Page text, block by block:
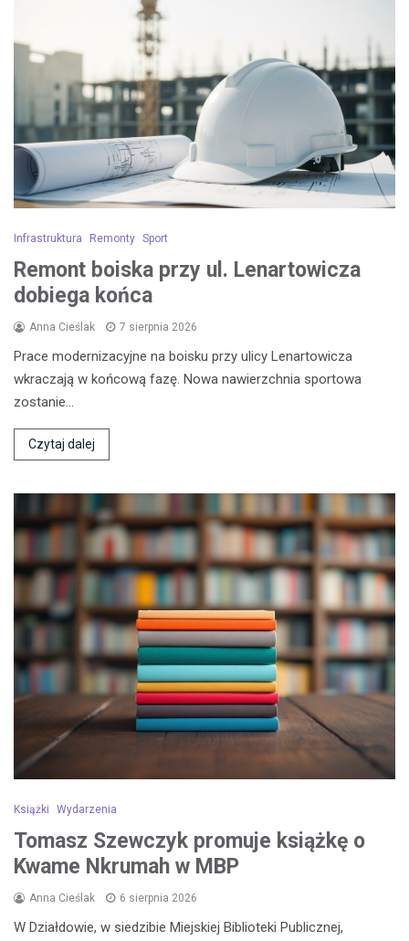
Infrastruktura Remonty Sport
Remont boiska przy ul. Lenartowicza
dobiega końca
Anna Cieślak 7 sierpnia 2026
Prace modernizacyjne na boisku przy ulicy Lenartowicza
wkraczają w końcową fazę. Nowa nawierzchnia sportowa
zostanie…
Czytaj dalej
Książki Wydarzenia
Tomasz Szewczyk promuje książkę o
Kwame Nkrumah w MBP
Anna Cieślak 6 sierpnia 2026
W Działdowie, w siedzibie Miejskiej Biblioteki Publicznej,